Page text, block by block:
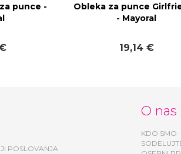
punce -
Obleka za punce
- Mayoral
19,14 €
POSLOVANJA
O nas
KDO SMO